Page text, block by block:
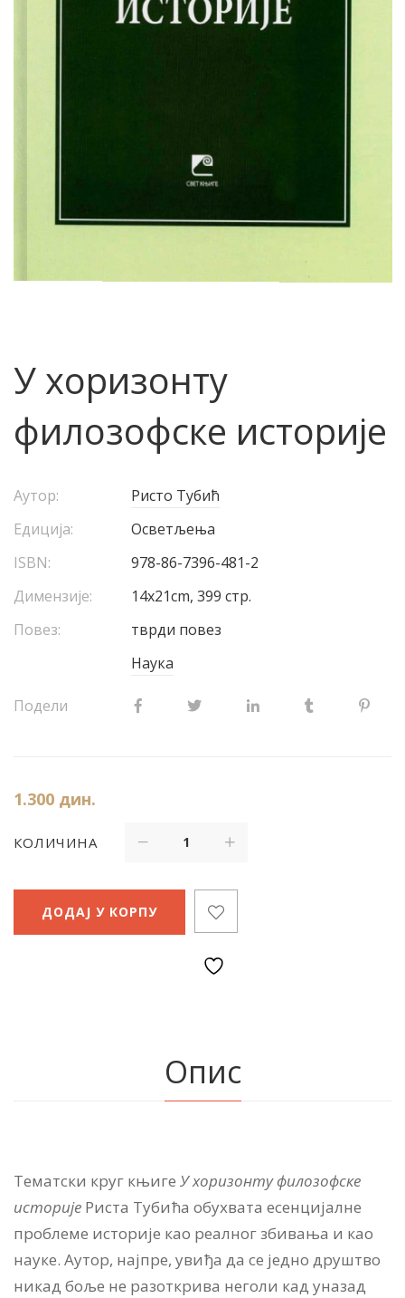
У хоризонту
филозофске историје
Аутор:
Ристо Тубић
Едиција:
Осветљења
ISBN:
978-86-7396-481-2
Димензије:
14x21cm, 399 стр.
Повез:
тврди повез
Наука
Подели
1.300 дин.
КОЛИЧИНА
ДОДАЈ У КОРПУ
Опис
Тематски круг књиге У хоризонту филозофске
историје Риста Тубића обухвата есенцијалне
проблеме историје као реалног збивања и као
науке. Аутор, најпре, увиђа да се једно друштво
никад боље не разоткрива неголи кад уназад